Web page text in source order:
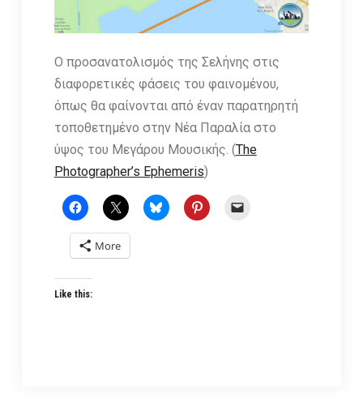
Ο προσανατολισμός της Σελήνης στις
διαφορετικές φάσεις του φαινομένου,
όπως θα φαίνονται από έναν παρατηρητή
τοποθετημένο στην Νέα Παραλία στο
ύψος του Μεγάρου Μουσικής. (The
Photographer’s Ephemeris)
More
Like this: